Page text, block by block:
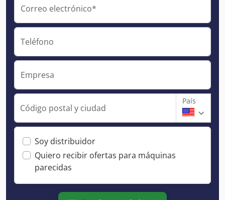
Correo electrónico*
Teléfono
Empresa
Código postal y ciudad
País
Soy distribuidor
Quiero recibir ofertas para máquinas
parecidas